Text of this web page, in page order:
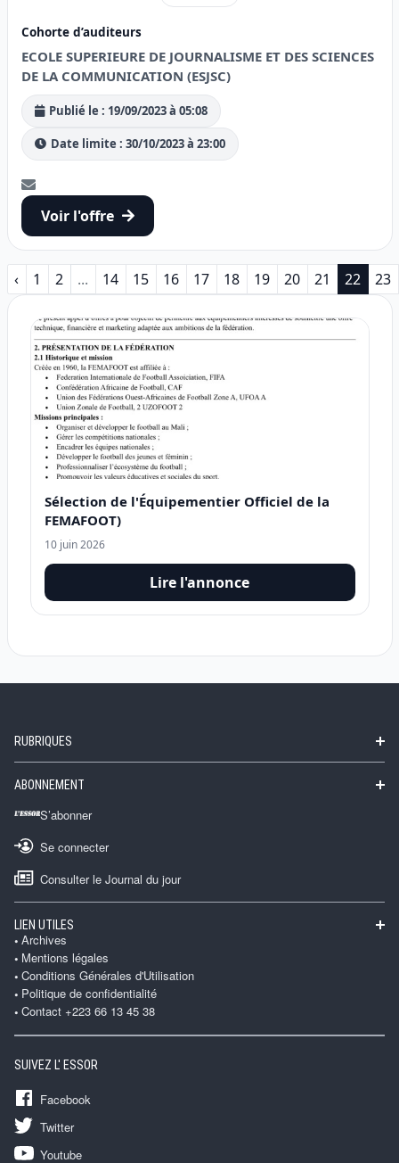
Cohorte d’auditeurs
ECOLE SUPERIEURE DE JOURNALISME ET DES SCIENCES
DE LA COMMUNICATION (ESJSC)
Publié le : 19/09/2023 à 05:08
Date limite : 30/10/2023 à 23:00
Voir l'offre
‹ 1 2 ... 14 15 16 17 18 19 20 21 22 23
Sélection de l'Équipementier Officiel de la
FEMAFOOT)
10 juin 2026
Lire l'annonce
RUBRIQUES
ABONNEMENT
S’abonner
Se connecter
Consulter le Journal du jour
LIEN UTILES
Archives
Mentions légales
Conditions Générales d'Utilisation
Politique de confidentialité
Contact +223 66 13 45 38
SUIVEZ L' ESSOR
Facebook
Twitter
Youtube